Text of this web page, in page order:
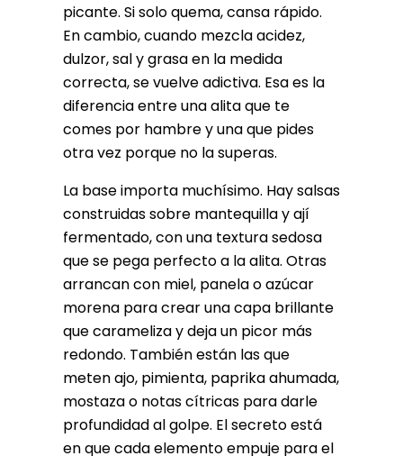
picante. Si solo quema, cansa rápido.
En cambio, cuando mezcla acidez,
dulzor, sal y grasa en la medida
correcta, se vuelve adictiva. Esa es la
diferencia entre una alita que te
comes por hambre y una que pides
otra vez porque no la superas.
La base importa muchísimo. Hay salsas
construidas sobre mantequilla y ají
fermentado, con una textura sedosa
que se pega perfecto a la alita. Otras
arrancan con miel, panela o azúcar
morena para crear una capa brillante
que carameliza y deja un picor más
redondo. También están las que
meten ajo, pimienta, paprika ahumada,
mostaza o notas cítricas para darle
profundidad al golpe. El secreto está
en que cada elemento empuje para el